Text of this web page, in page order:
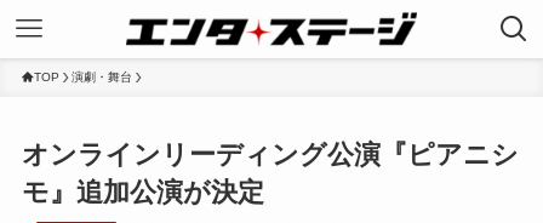
TOP 演劇・舞台
オンラインリーディング公演『ピアニシ
モ』追加公演が決定